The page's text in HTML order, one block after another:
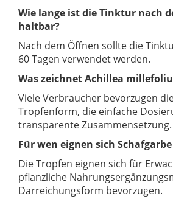
Wie lange ist die Tinktur nach
haltbar?
Nach dem Öffnen sollte die
60 Tagen verwendet werden.
Was zeichnet Achillea
Viele Verbraucher bevorzugen
Tropfenform, die einfache
transparente Zusammensetzung.
Für wen eignen sich
Die Tropfen eignen sich für
pflanzliche
Darreichungsform bevorzugen.